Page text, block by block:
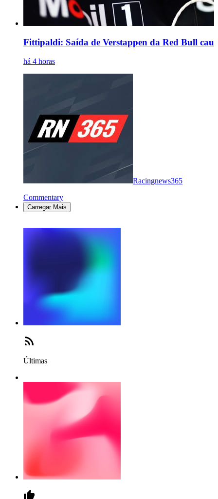
Fittipaldi: Saída de Verstappen da Red Bull
há 4 horas
Racingnews365
Commentary
Carregar Mais
Últimas